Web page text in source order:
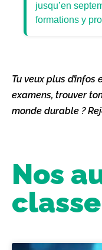
jusqu’en
formations y
Tu veux plus
examens, trouver
monde durable ?
Nos